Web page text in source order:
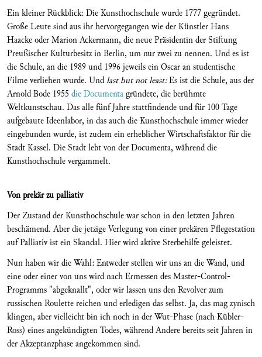
Ein kleiner Rückblick: Die Kunsthochschule wurde 1777 gegründet.
Große Leute sind aus ihr hervorgegangen wie der Künstler Hans
Haacke oder Marion Ackermann, die neue Präsidentin der Stiftung
Preußischer Kulturbesitz in Berlin, um nur zwei zu nennen. Und es ist
die Schule, an die 1989 und 1996 jeweils ein Oscar an studentische
Filme verliehen wurde. Undlast but not least:Es ist die Schule, aus der
Arnold Bode 1955 die Documentagründete, die berühmte
Weltkunstschau. Das alle fünf Jahre stattfindende und für 100 Tage
aufgebaute Ideenlabor, in das auch die Kunsthochschule immer wieder
eingebunden wurde, ist zudem ein erheblicher Wirtschaftsfaktor für die
Stadt Kassel. Die Stadt lebt von der Documenta, während die
Kunsthochschule vergammelt.
Von prekär zu palliativ
Der Zustand der Kunsthochschule war schon in den letzten Jahren
beschämend. Aber die jetzige Verlegung von einer prekären Pflegestation
auf Palliativ ist ein Skandal. Hier wird aktive Sterbehilfe geleistet.
Nun haben wir die Wahl: Entweder stellen wir uns an die Wand, und
eine oder einer von uns wird nach Ermessen des Master-Control-
Programms "abgeknallt", oder wir lassen uns den Revolver zum
russischen Roulette reichen und erledigen das selbst. Ja, das mag zynisch
klingen, aber vielleicht bin ich noch in der Wut-Phase (nach Kübler-
Ross) eines angekündigten Todes, während Andere bereits seit Jahren in
der Akzeptanzphase angekommen sind.